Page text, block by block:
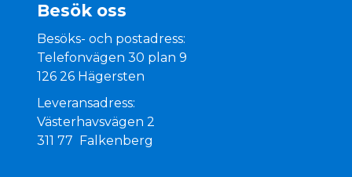
Besök oss
Besöks- och postadress:
Telefonvägen 30 plan 9
126 26 Hägersten
Leveransadress:
Västerhavsvägen 2
311 77 Falkenberg